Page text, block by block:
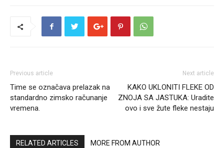
Previous article
Time se označava prelazak na
standardno zimsko računanje
vremena.
Next article
KAKO UKLONITI FLEKE OD
ZNOJA SA JASTUKA: Uradite
ovo i sve žute fleke nestaju
RELATED ARTICLES MORE FROM AUTHOR